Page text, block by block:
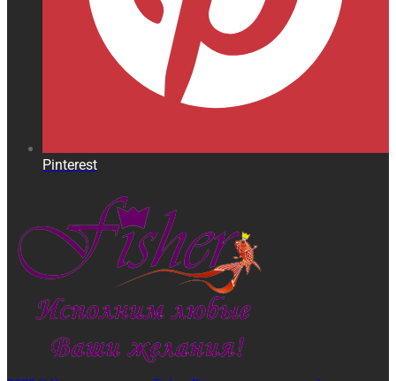
Pinterest